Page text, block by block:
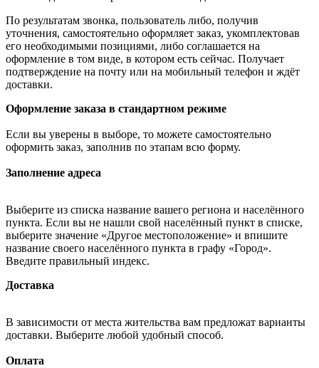
По результатам звонка, пользователь либо, получив
уточнения, самостоятельно оформляет заказ, укомплектовав
его необходимыми позициями, либо соглашается на
оформление в том виде, в котором есть сейчас. Получает
подтверждение на почту или на мобильный телефон и ждёт
доставки.
Оформление заказа в стандартном режиме
Если вы уверены в выборе, то можете самостоятельно
оформить заказ, заполнив по этапам всю форму.
Заполнение адреса
Выберите из списка название вашего региона и населённого
пункта. Если вы не нашли свой населённый пункт в списке,
выберите значение «Другое местоположение» и впишите
название своего населённого пункта в графу «Город».
Введите правильный индекс.
Доставка
В зависимости от места жительства вам предложат варианты
доставки. Выберите любой удобный способ.
Оплата